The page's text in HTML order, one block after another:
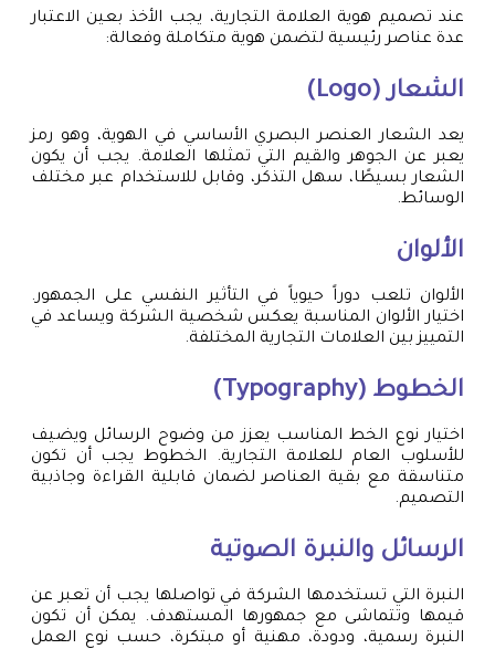
عند تصميم هوية العلامة التجارية، يجب الأخذ بعين الاعتبار
عدة عناصر رئيسية لتضمن هوية متكاملة وفعالة:
الشعار (Logo)
يعد الشعار العنصر البصري الأساسي في الهوية، وهو رمز
يعبر عن الجوهر والقيم التي تمثلها العلامة. يجب أن يكون
الشعار بسيطًا، سهل التذكر، وقابل للاستخدام عبر مختلف
الوسائط.
الألوان
الألوان تلعب دوراً حيوياً في التأثير النفسي على الجمهور.
اختيار الألوان المناسبة يعكس شخصية الشركة ويساعد في
التمييز بين العلامات التجارية المختلفة.
الخطوط (Typography)
اختيار نوع الخط المناسب يعزز من وضوح الرسائل ويضيف
للأسلوب العام للعلامة التجارية. الخطوط يجب أن تكون
متناسقة مع بقية العناصر لضمان قابلية القراءة وجاذبية
التصميم.
الرسائل والنبرة الصوتية
النبرة التي تستخدمها الشركة في تواصلها يجب أن تعبر عن
قيمها وتتماشى مع جمهورها المستهدف. يمكن أن تكون
النبرة رسمية، ودودة، مهنية أو مبتكرة، حسب نوع العمل